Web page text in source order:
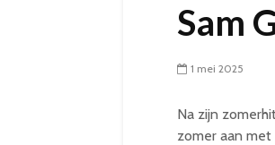
Sam
1 mei 2025
Na zijn
zomer aan met